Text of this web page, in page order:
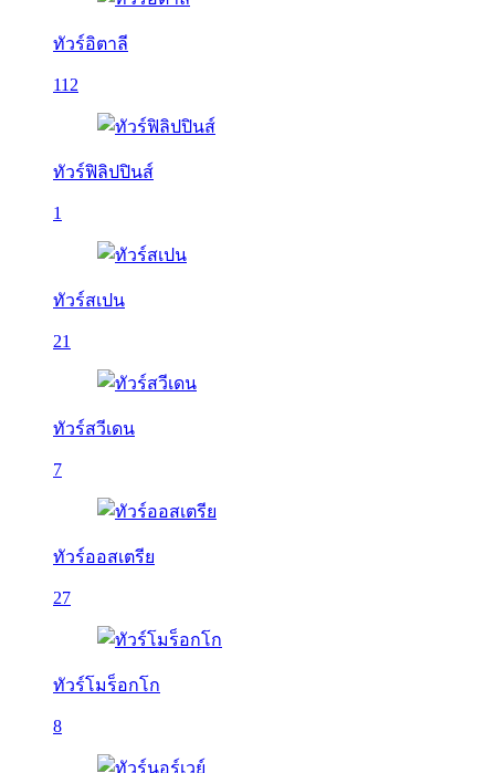
ทัวร์อิตาลี
112
ทัวร์ฟิลิปปินส์
1
ทัวร์สเปน
21
ทัวร์สวีเดน
7
ทัวร์ออสเตรีย
27
ทัวร์โมร็อกโก
8